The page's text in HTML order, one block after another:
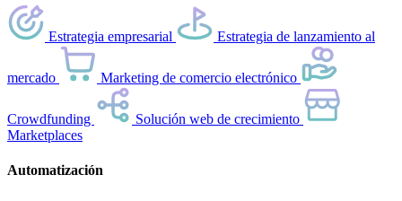
Estrategia empresarial Estrategia de lanzamiento al
mercado Marketing de comercio electrónico
Crowdfunding
Solución web de crecimiento
Marketplaces
Automatización